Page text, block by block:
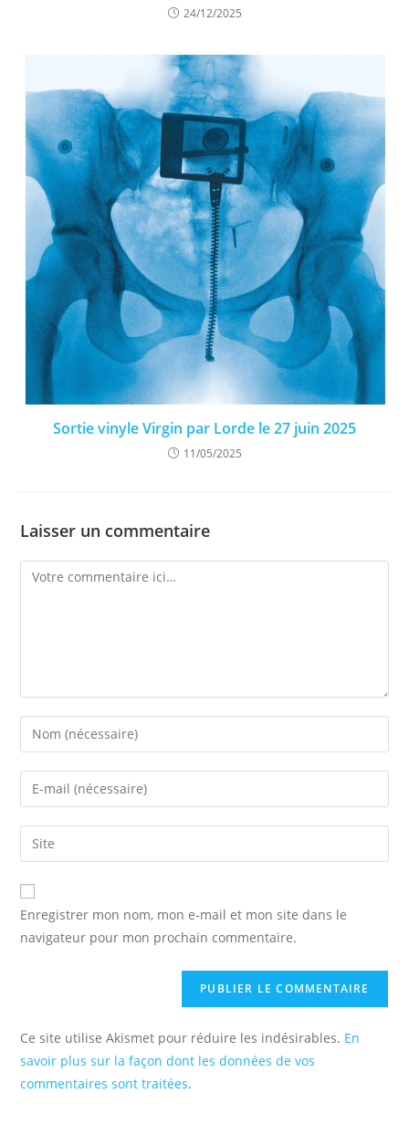
24/12/2025
Sortie vinyle Virgin par Lorde le 27 juin 2025
11/05/2025
Laisser un commentaire
Comment
Enter
your
name
comment
Enter
your
email
address
comment
Saisir
l’URL
de
votre
(facultatif)
Enregistrer mon nom, mon e-mail et mon site dans le
navigateur pour mon prochain commentaire.
Ce site utilise Akismet pour réduire les indésirables. En
savoir plus sur la façon dont les données de vos
commentaires sont traitées.